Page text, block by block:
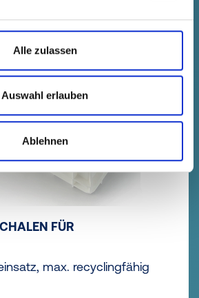
Alle zulassen
Auswahl erlauben
Ablehnen
FÜR
max. recyclingfähig